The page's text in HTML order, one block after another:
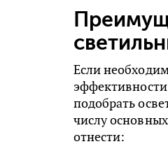
Если
подобрать
числу
отнести: